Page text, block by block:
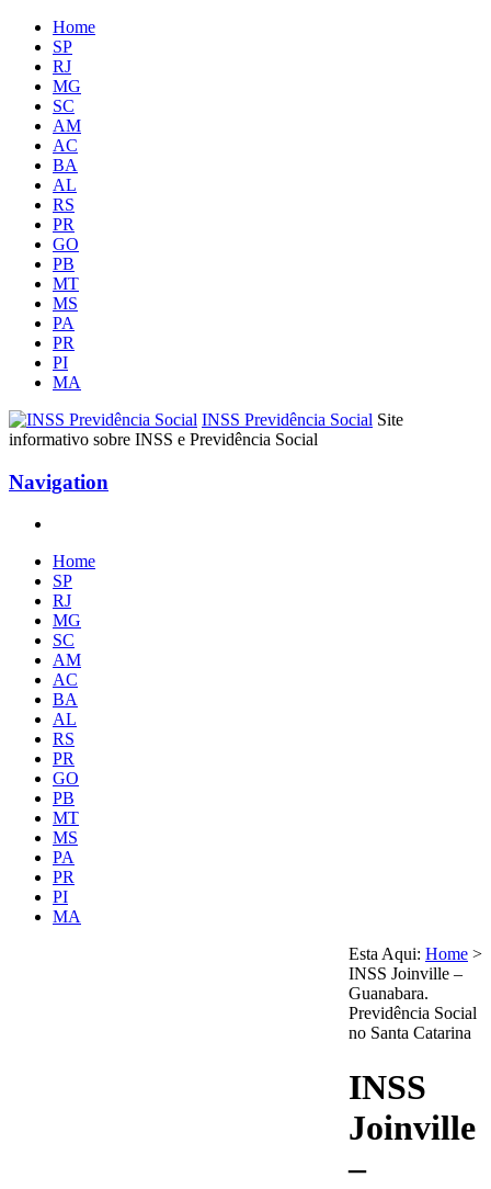
Home
SP
RJ
MG
SC
AM
AC
BA
AL
RS
PR
GO
PB
MT
MS
PA
PR
PI
MA
INSS Previdência Social Site
informativo sobre INSS e Previdência Social
Navigation
Home
SP
RJ
MG
SC
AM
AC
BA
AL
RS
PR
GO
PB
MT
MS
PA
PR
PI
MA
Esta Aqui: Home >
INSS Joinville –
Guanabara.
Previdência Social
no Santa Catarina
INSS
Joinville
–